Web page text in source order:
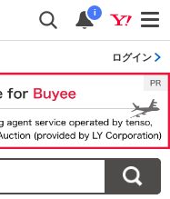
i
ログイン